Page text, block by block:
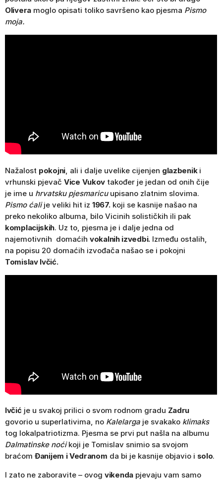
Oliveramoglo opisati toliko savršeno kao pjesma Pismo
moja.
Nažalost pokojni, ali i dalje uvelike cijenjen glazbeniki
vrhunski pjevač Vice Vukov također je jedan od onih čije
je ime u hrvatsku pjesmaricuupisano zlatnim slovima.
Pismo ćalije veliki hit iz 1967.koji se kasnije našao na
preko nekoliko albuma, bilo Vicinih solističkih ili pak
komplacijskih. Uz to, pjesma je i dalje jedna od
najemotivnih domaćih vokalnih izvedbi.Između ostalih,
na popisu 20 domaćih izvođača našao se i pokojni
Tomislav Ivčić.
Ivčić je u svakoj prilici o svom rodnom gradu Zadru
govorio u superlativima, no Kalelarga je svakako klimaks
tog lokalpatriotizma. Pjesma se prvi put našla na albumu
Dalmatinske noćikoji je Tomislav snimio sa svojom
braćom Đanijem i Vedranom da bi je kasnije objavio i solo.
I zato ne zaboravite – ovog vikendapjevaju vam samo